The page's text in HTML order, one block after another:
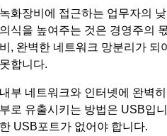
녹화장비에 접근하는 업무자의
의식을 높여주는 것은 경영주의
비, 완벽한 네트워크 망분리가 되
못합니다.
내부 네트워크와 인터넷에 완벽
부로 유출시키는 방법은 USB입
한 USB포트가 없어야 합니다.